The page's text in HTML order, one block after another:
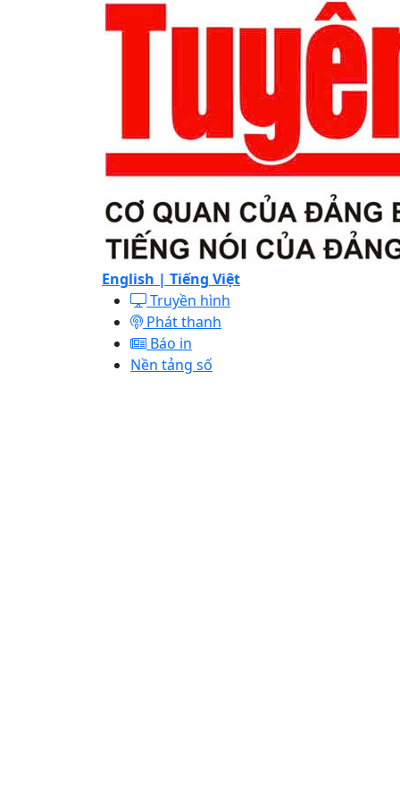
English | Tiếng Việt
Truyền hình
Phát thanh
Báo in
Nền tảng số